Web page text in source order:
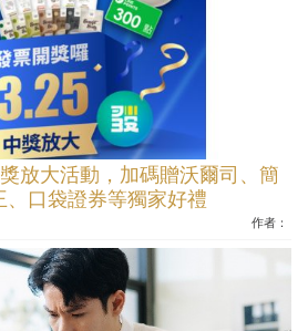
放大活動，加碼贈沃爾司、簡
口袋證券等獨家好禮
作者：